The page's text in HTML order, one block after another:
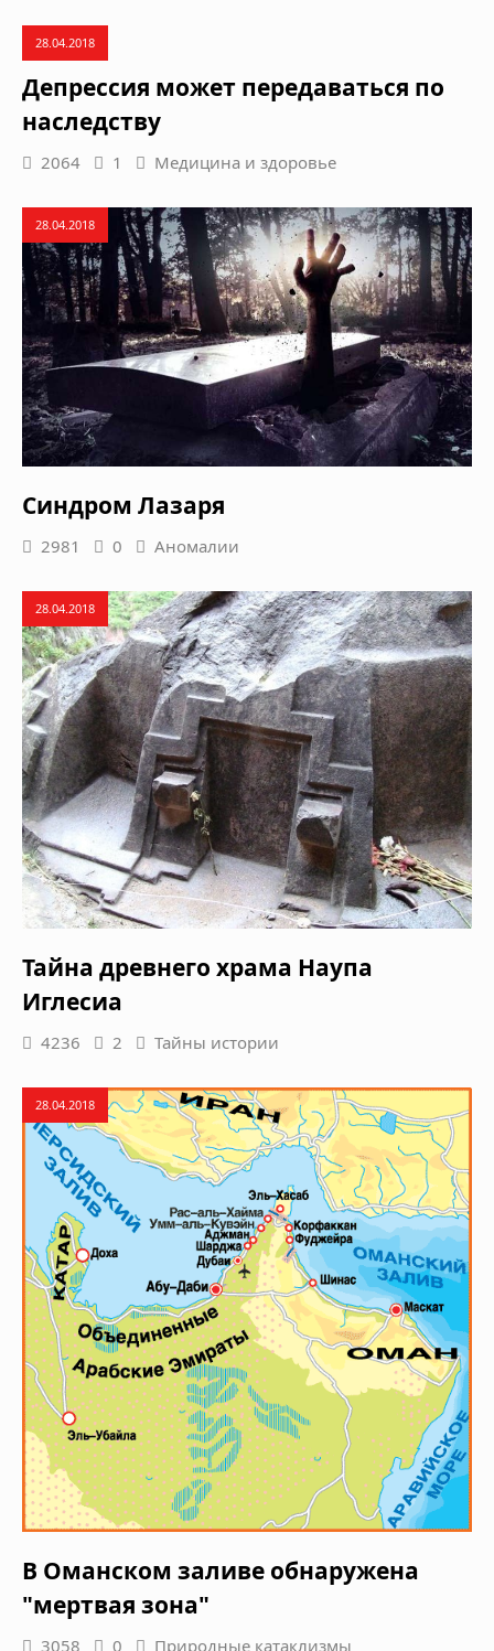
28.04.2018
Депрессия может передаваться по
наследству
2064 1 Медицина и здоровье
28.04.2018
Синдром Лазаря
2981 0 Аномалии
28.04.2018
Тайна древнего храма Наупа
Иглесиа
4236 2 Тайны истории
28.04.2018
В Оманском заливе обнаружена
"мертвая зона"
3058 0 Природные катаклизмы